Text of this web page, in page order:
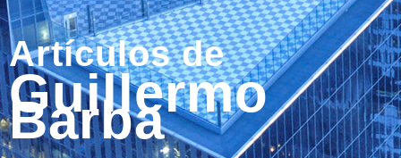
Artículos de
Guillermo
Barba